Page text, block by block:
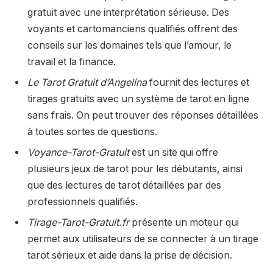
gratuit avec une interprétation sérieuse. Des
voyants et cartomanciens qualifiés offrent des
conseils sur les domaines tels que l’amour, le
travail et la finance.
Le Tarot Gratuit d’Angelinafournit des lectures et
tirages gratuits avec un système de tarot en ligne
sans frais. On peut trouver des réponses détaillées
à toutes sortes de questions.
Voyance-Tarot-Gratuitest un site qui offre
plusieurs jeux de tarot pour les débutants, ainsi
que des lectures de tarot détaillées par des
professionnels qualifiés.
Tirage-Tarot-Gratuit.frprésente un moteur qui
permet aux utilisateurs de se connecter à un tirage
tarot sérieux et aide dans la prise de décision.